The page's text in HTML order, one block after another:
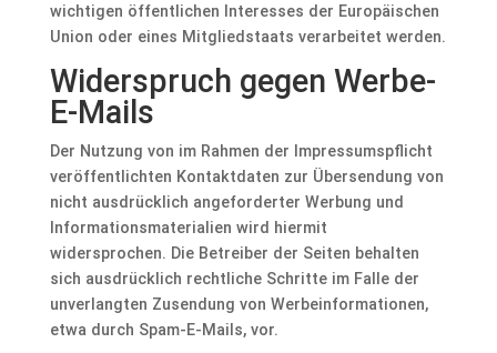
wichtigen öffentlichen Interesses der Europäischen
Union oder eines Mitgliedstaats verarbeitet werden.
Widerspruch gegen Werbe-
E-Mails
Der Nutzung von im Rahmen der Impressumspflicht
veröffentlichten Kontaktdaten zur Übersendung von
nicht ausdrücklich angeforderter Werbung und
Informationsmaterialien wird hiermit
widersprochen. Die Betreiber der Seiten behalten
sich ausdrücklich rechtliche Schritte im Falle der
unverlangten Zusendung von Werbeinformationen,
etwa durch Spam-E-Mails, vor.